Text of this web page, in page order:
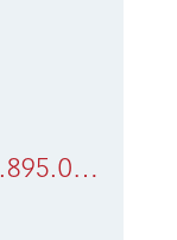
Villa La Quinta Golf € 6.895.000,-